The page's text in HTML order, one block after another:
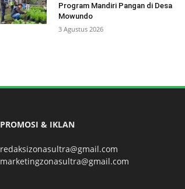
Program Mandiri Pangan di Desa
Mowundo
3 Agustus 2026
PROMOSI & IKLAN
redaksizonasultra@gmail.com
marketingzonasultra@gmail.com